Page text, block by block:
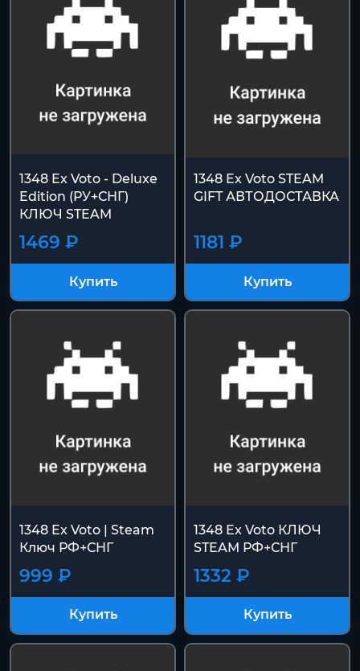
1348 Ex Voto - Deluxe
Edition (РУ+СНГ)
КЛЮЧ STEAM
1469 ₽
Купить
1348 Ex Voto STEAM
GIFT АВТОДОСТАВКА
1181 ₽
Купить
1348 Ex Voto | Steam
Ключ РФ+СНГ
999 ₽
Купить
1348 Ex Voto КЛЮЧ
STEAM РФ+СНГ
1332 ₽
Купить